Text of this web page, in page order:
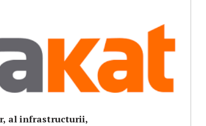
al infrastructurii,